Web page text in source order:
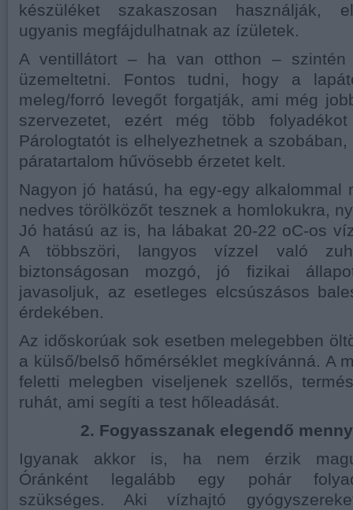
készüléket szakaszosan használják,
ugyanis megfájdulhatnak az ízületek.
A ventillátort – ha van otthon – szintén
üzemeltetni. Fontos tudni, hogy a
meleg/forró levegőt forgatják, ami még
szervezetet, ezért még több
Párologtatót is elhelyezhetnek a
páratartalom hűvösebb érzetet kelt.
Nagyon jó hatású, ha egy-egy alkalommal
nedves törölközőt tesznek a homlokukra,
Jó hatású az is, ha lábakat 20-22 oC-os
A többszöri, langyos vízzel való
biztonságosan mozgó, jó fizikai
javasoljuk, az esetleges elcsúszásos
érdekében.
Az időskorúak sok esetben melegebben
a külső/belső hőmérséklet megkívánná. A
feletti melegben viseljenek szellős,
ruhát, ami segíti a test hőleadását.
2. Fogyasszanak elegendő
Igyanak akkor is, ha nem érzik
Óránként legalább egy pohár
szükséges. Aki vízhajtó